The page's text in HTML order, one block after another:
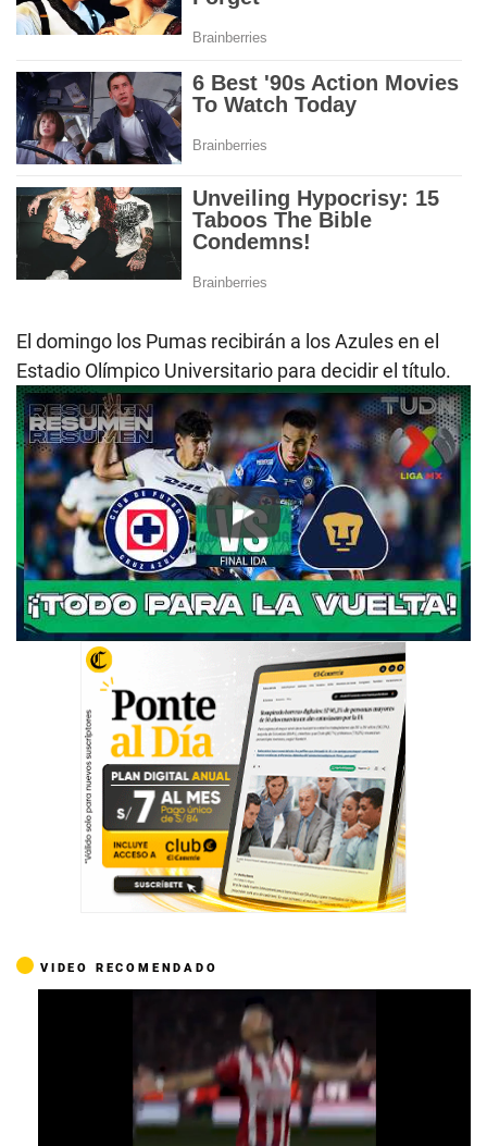
El domingo los Pumas recibirán a los Azules en el
Estadio Olímpico Universitario para decidir el título.
Play
VIDEO RECOMENDADO